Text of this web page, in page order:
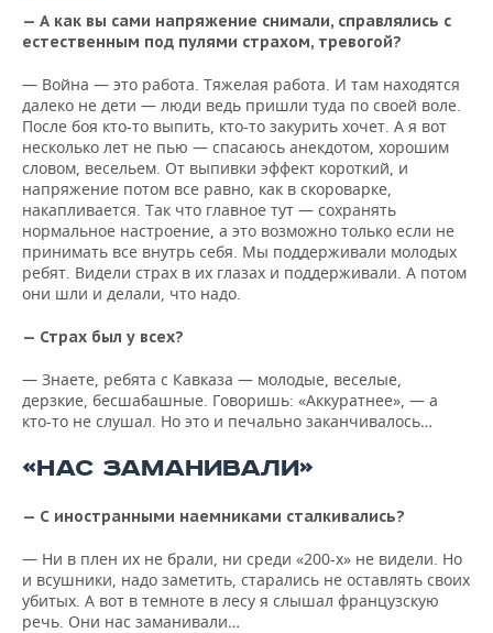
— А как вы сами напряжение снимали, справлялись с
естественным под пулями страхом, тревогой?
— Война — это работа. Тяжелая работа. И там находятся
далеко не дети — люди ведь пришли туда по своей воле.
После боя кто-то выпить, кто-то закурить хочет. А я вот
несколько лет не пью — спасаюсь анекдотом, хорошим
словом, весельем. От выпивки эффект короткий, и
напряжение потом все равно, как в скороварке,
накапливается. Так что главное тут — сохранять
нормальное настроение, а это возможно только если не
принимать все внутрь себя. Мы поддерживали молодых
ребят. Видели страх в их глазах и поддерживали. А потом
они шли и делали, что надо.
— Страх был у всех?
— Знаете, ребята с Кавказа — молодые, веселые,
дерзкие, бесшабашные. Говоришь: «Аккуратнее», — а
кто-то не слушал. Но это и печально заканчивалось…
«НАС ЗАМАНИВАЛИ»
— С иностранными наемниками сталкивались?
— Ни в плен их не брали, ни среди «200-х» не видели. Но
и всушники, надо заметить, старались не оставлять своих
убитых. А вот в темноте в лесу я слышал французскую
речь. Они нас заманивали…